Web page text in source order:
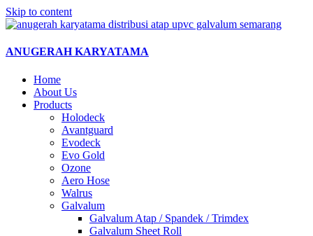
Skip to content
ANUGERAH KARYATAMA
Home
About Us
Products
Holodeck
Avantguard
Evodeck
Evo Gold
Ozone
Aero Hose
Walrus
Galvalum
Galvalum Atap / Spandek / Trimdex
Galvalum Sheet Roll